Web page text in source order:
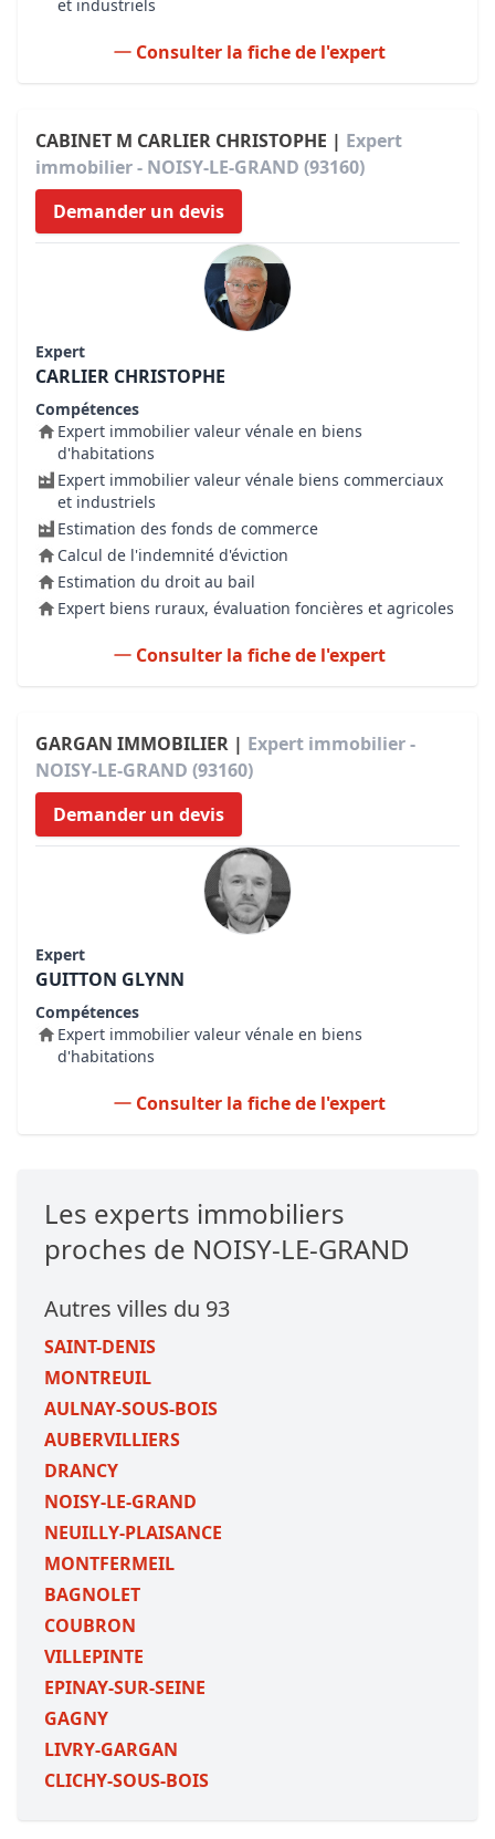
et industriels
Consulter la fiche de l'expert
CABINET M CARLIER CHRISTOPHE | Expert
immobilier - NOISY-LE-GRAND (93160)
Demander un devis
Expert
CARLIER CHRISTOPHE
Compétences
Expert immobilier valeur vénale en biens
d'habitations
Expert immobilier valeur vénale biens commerciaux
et industriels
Estimation des fonds de commerce
Calcul de l'indemnité d'éviction
Estimation du droit au bail
Expert biens ruraux, évaluation foncières et agricoles
Consulter la fiche de l'expert
GARGAN IMMOBILIER | Expert immobilier -
NOISY-LE-GRAND (93160)
Demander un devis
Expert
GUITTON GLYNN
Compétences
Expert immobilier valeur vénale en biens
d'habitations
Consulter la fiche de l'expert
Les experts immobiliers
proches de NOISY-LE-GRAND
Autres villes du 93
SAINT-DENIS
MONTREUIL
AULNAY-SOUS-BOIS
AUBERVILLIERS
DRANCY
NOISY-LE-GRAND
NEUILLY-PLAISANCE
MONTFERMEIL
BAGNOLET
COUBRON
VILLEPINTE
EPINAY-SUR-SEINE
GAGNY
LIVRY-GARGAN
CLICHY-SOUS-BOIS